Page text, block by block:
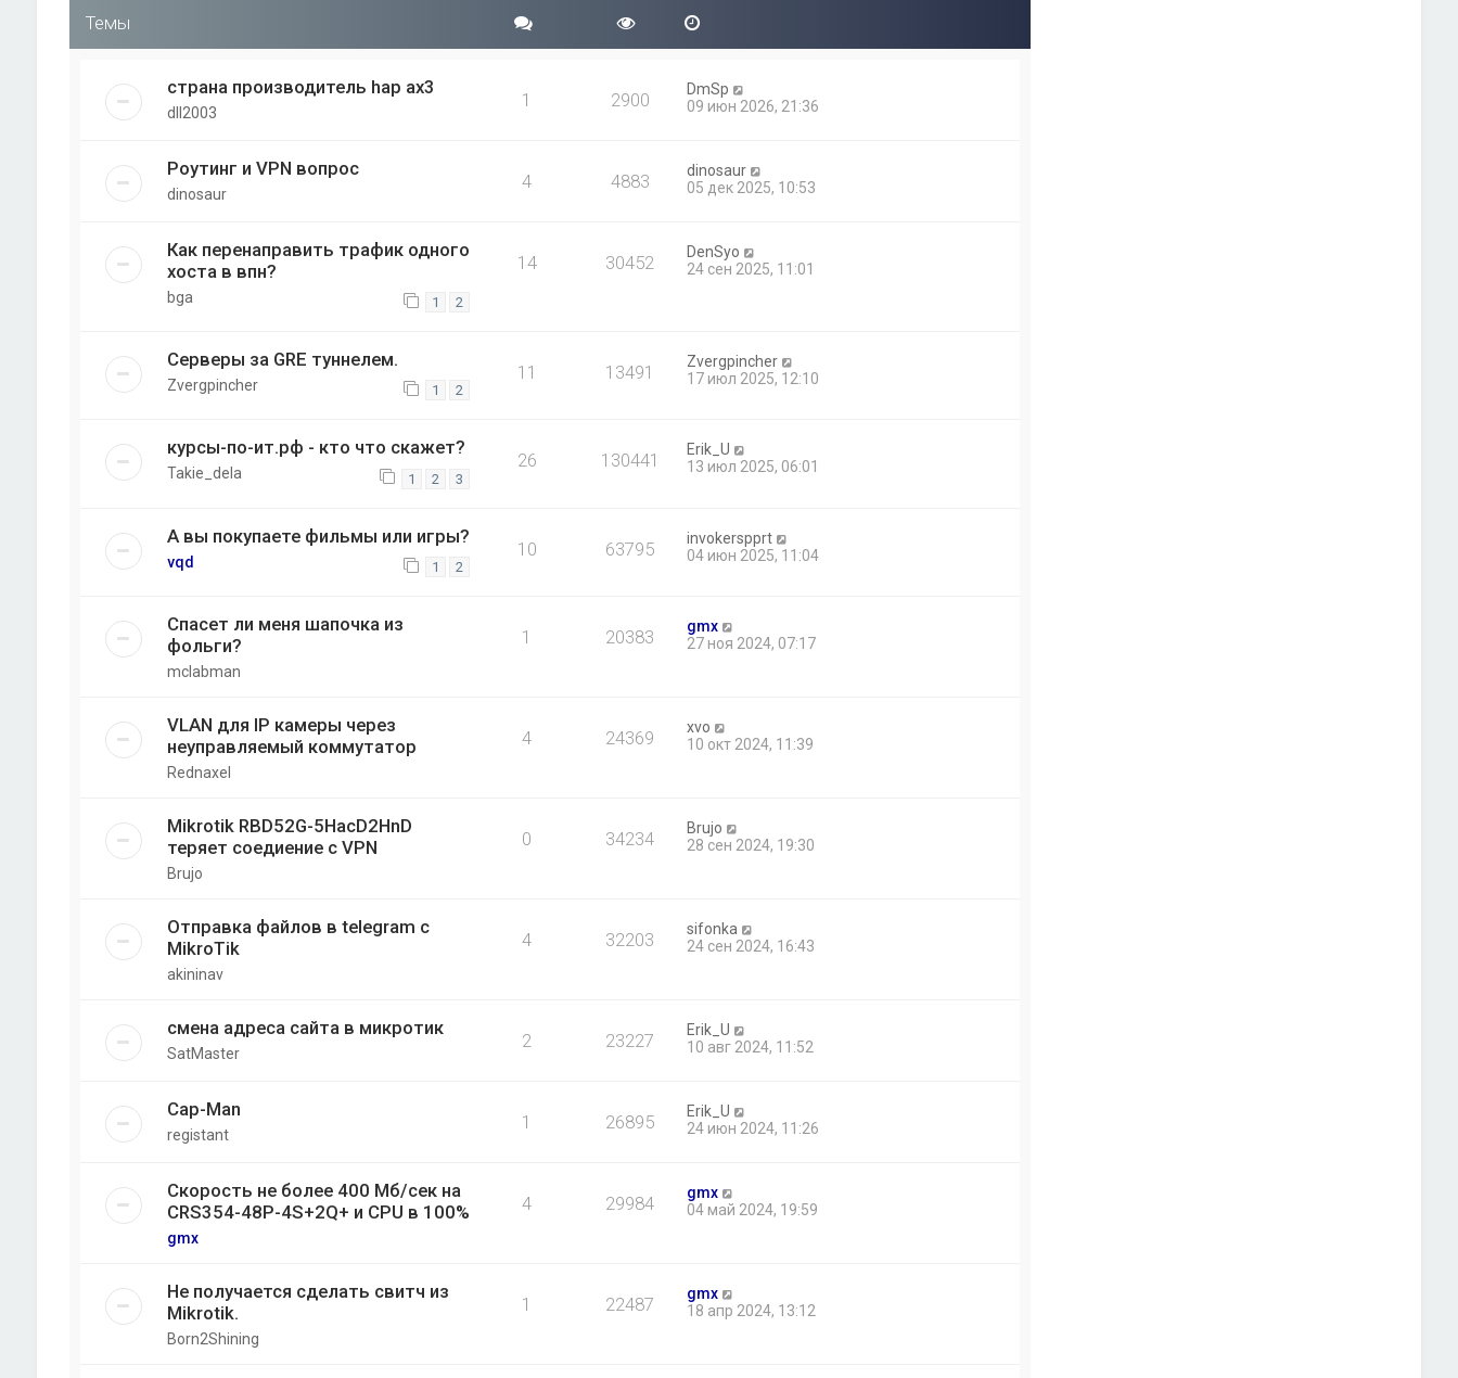
ю
с
б
ю
м
о
б
и
Темы
страна производитель hap ax3
dll2003
1 2900
DmSp
09 июн 2026, 21:36
Роутинг и VPN вопрос
dinosaur
4 4883
dinosaur
05 дек 2025, 10:53
Как перенаправить трафик одного
хоста в впн?
bga 1 2
14 30452
DenSyo
24 сен 2025, 11:01
Серверы за GRE туннелем.
Zvergpincher 1 2
11 13491
Zvergpincher
17 июл 2025, 12:10
курсы-по-ит.рф - кто что скажет?
Takie_dela 1 2 3
26 130441
Erik_U
13 июл 2025, 06:01
А вы покупаете фильмы или игры?
vqd 1 2
10 63795
invokerspprt
04 июн 2025, 11:04
Спасет ли меня шапочка из
фольги?
mclabman
1 20383
gmx
27 ноя 2024, 07:17
VLAN для IP камеры через
неуправляемый коммутатор
Rednaxel
4 24369
xvo
10 окт 2024, 11:39
Mikrotik RBD52G-5HacD2HnD
теряет соедиение с VPN
Brujo
0 34234
Brujo
28 сен 2024, 19:30
Отправка файлов в telegram с
MikroTik
akininav
4 32203
sifonka
24 сен 2024, 16:43
смена адреса сайта в микротик
SatMaster
2 23227
Erik_U
10 авг 2024, 11:52
Cap-Man
registant
1 26895
Erik_U
24 июн 2024, 11:26
Скорость не более 400 Мб/cек на
CRS354-48P-4S+2Q+ и CPU в 100%
gmx
4 29984
gmx
04 май 2024, 19:59
Не получается сделать свитч из
Mikrotik.
Born2Shining
1 22487
gmx
18 апр 2024, 13:12